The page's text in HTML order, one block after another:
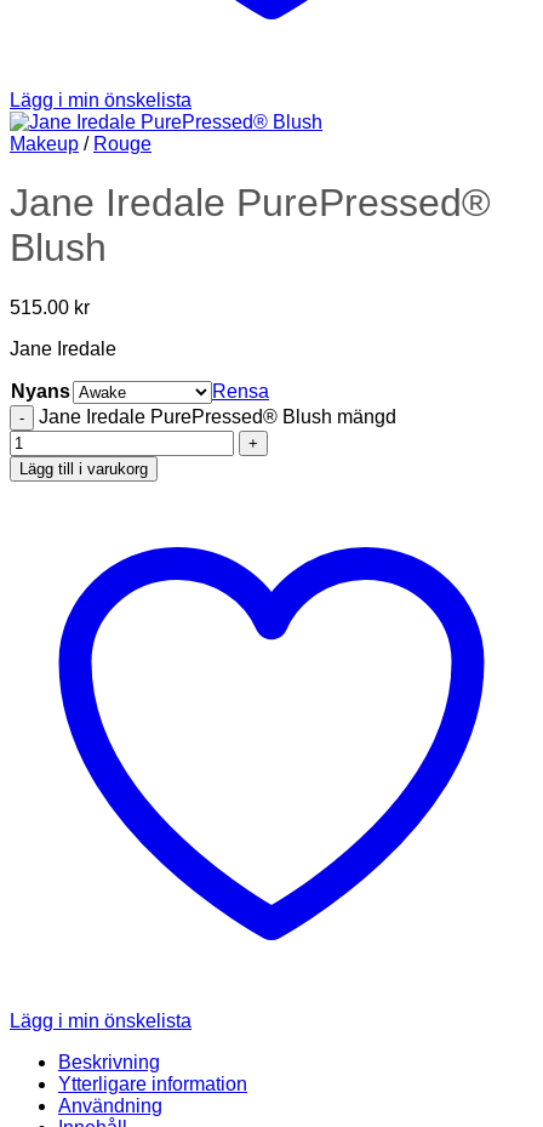
Lägg i min önskelista
Makeup / Rouge
Jane Iredale PurePressed®
Blush
515.00 kr
Jane Iredale
Nyans
Rensa
Jane Iredale PurePressed® Blush mängd
Lägg till i varukorg
Lägg i min önskelista
Beskrivning
Ytterligare information
Användning